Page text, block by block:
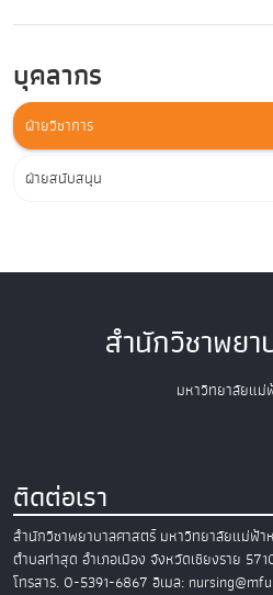
บุคลากร
ฝ่ายวิชาการ
ฝ่ายสนับสนุน
สำนักวิชาพย
มหาวิทยาลัยแม่
ติดต่อเรา
สำนักวิชาพยาบาลศาสตร์ มหาวิทยาลัยแม่ฟ้า
ตำบลท่าสุด อำเภอเมือง จังหวัดเชียงราย
โทรสาร. 0-5391-6867 อีเมล: